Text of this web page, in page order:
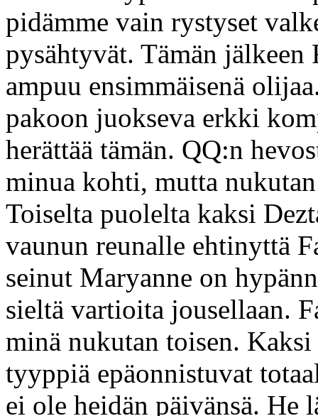
pidämme vain rystyset
pysähtyvät. Tämän
ampuu ensimmäisenä
pakoon juokseva erkki
herättää tämän. QQ:n
minua kohti, mutta
Toiselta puolelta kaksi
vaunun reunalle ehtinyttä
seinut Maryanne on
sieltä vartioita jousellaan.
minä nukutan toisen.
tyyppiä epäonnistuvat
ei ole heidän päivänsä. He